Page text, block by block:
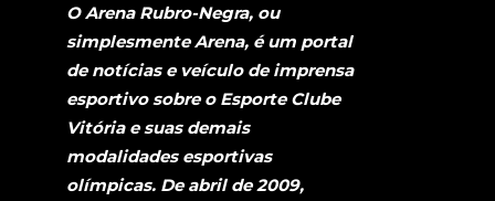
O Arena Rubro-Negra, ou
simplesmente Arena, é um portal
de notícias e veículo de imprensa
esportivo sobre o Esporte Clube
Vitória e suas demais
modalidades esportivas
olímpicas. De abril de 2009,